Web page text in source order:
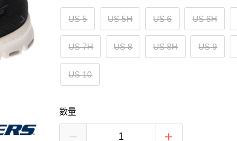
US 5 US 5H US 6 US 6H
US 7H US 8 US 8H US 9
US 10
數量